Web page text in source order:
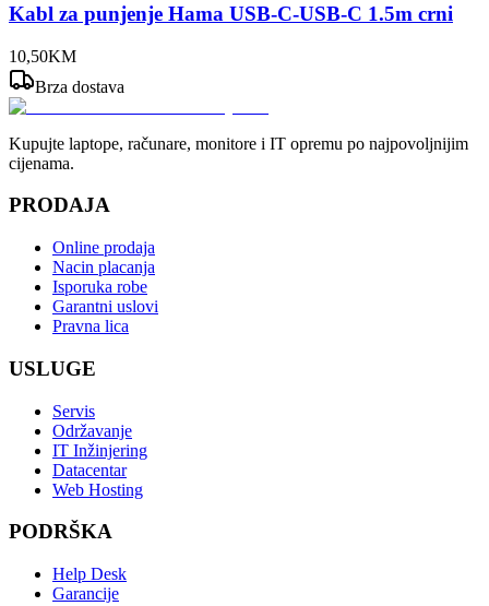
Kabl za punjenje Hama USB-C-USB-C 1.5m crni
10,50KM
Brza dostava
Kupujte laptope, računare, monitore i IT opremu po najpovoljnijim
cijenama.
PRODAJA
Online prodaja
Nacin placanja
Isporuka robe
Garantni uslovi
Pravna lica
USLUGE
Servis
Održavanje
IT Inžinjering
Datacentar
Web Hosting
PODRŠKA
Help Desk
Garancije